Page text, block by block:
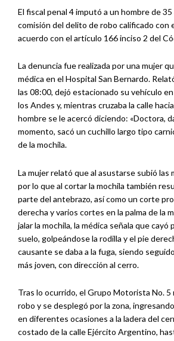
El fiscal penal 4 imputó a un hombre de
comisión del delito de robo calificado con
acuerdo con el artículo 166 inciso 2 del
La denuncia fue realizada por una mujer
médica en el Hospital San Bernardo.
las 08:00, dejó estacionado su vehículo
los Andes y, mientras cruzaba la calle
hombre se le acercó diciendo: «Doctora,
momento, sacó un cuchillo largo tipo
de la mochila.
La mujer relató que al asustarse subió las
por lo que al cortar la mochila también
parte del antebrazo, así como un corte
derecha y varios cortes en la palma de la
jalar la mochila, la médica señala que cayó
suelo, golpeándose la rodilla y el pie
causante se daba a la fuga, siendo
más joven, con dirección al cerro.
Tras lo ocurrido, el Grupo Motorista No. 5
robo y se desplegó por la zona,
en diferentes ocasiones a la ladera del
costado de la calle Ejército Argentino,